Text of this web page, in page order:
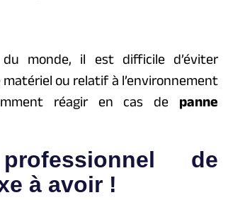
monde, il est difficile d’éviter
ou relatif à l’environnement
réagir en cas de panne
de
à avoir !